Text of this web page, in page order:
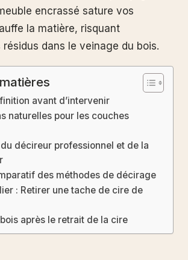
encrassé sature vos
la matière, risquant
résidus dans le veinage du bois.
avant d’intervenir
naturelles pour les couches
du décireur professionnel et de la
des méthodes de décirage
: Retirer une tache de cire de
après le retrait de la cire